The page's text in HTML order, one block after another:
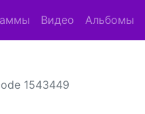
Видео Альбомы
1543449